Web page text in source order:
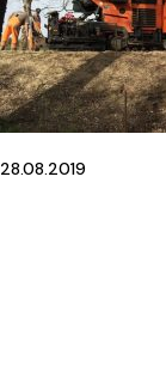
28.08.2019